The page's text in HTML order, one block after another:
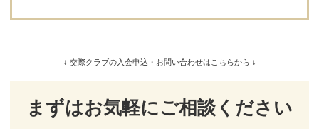
↓ 交際クラブの入会申込・お問い合わせはこちらから ↓
まずはお気軽にご相談ください